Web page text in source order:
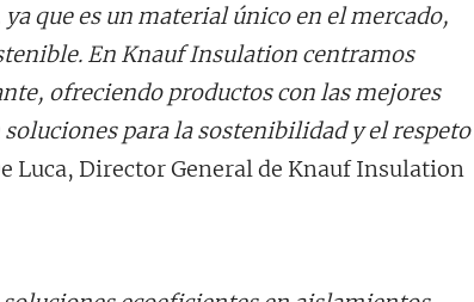
que es un material único en el mercado,
En Knauf Insulation centramos
ofreciendo productos con las mejores
para la sostenibilidad y el respeto
Luca, Director General de Knauf Insulation